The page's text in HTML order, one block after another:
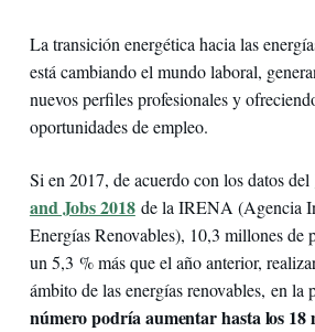
La transición energética hacia las
está cambiando el mundo laboral,
nuevos perfiles profesionales y
oportunidades de empleo.
Si en 2017, de acuerdo con los datos del
and Jobs 2018de la IRENA (Agencia
Energías Renovables), 10,3 millones de
un 5,3 % más que el año anterior,
ámbito de las energías renovables, en la
número podría aumentar hasta los